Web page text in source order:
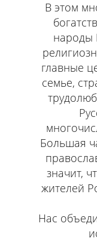
В этом
народы
главные
семье,
Большая
значит,
жителей
Нас